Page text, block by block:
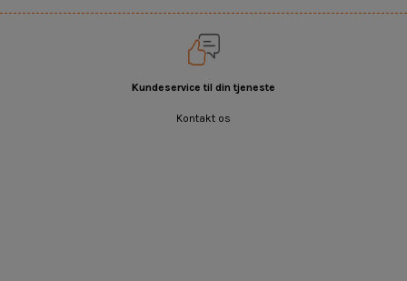
Kundeservice til din tjeneste
Kontakt os